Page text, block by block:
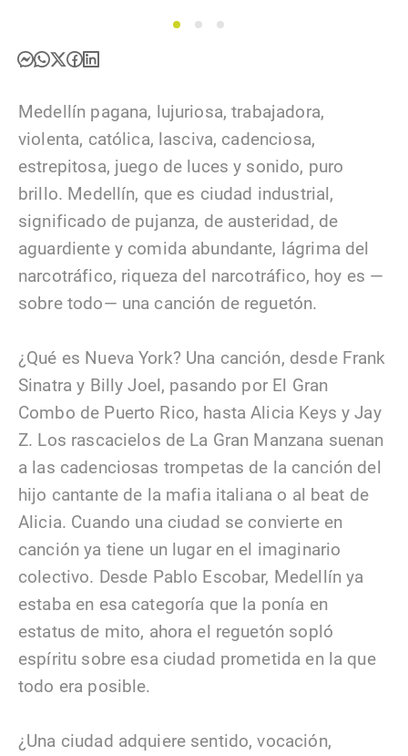
1 2 3
Medellín pagana, lujuriosa, trabajadora,
violenta, católica, lasciva, cadenciosa,
estrepitosa, juego de luces y sonido, puro
brillo. Medellín, que es ciudad industrial,
significado de pujanza, de austeridad, de
aguardiente y comida abundante, lágrima del
narcotráfico, riqueza del narcotráfico, hoy es —
sobre todo— una canción de reguetón.
¿Qué es Nueva York? Una canción, desde Frank
Sinatra y Billy Joel, pasando por El Gran
Combo de Puerto Rico, hasta Alicia Keys y Jay
Z. Los rascacielos de La Gran Manzana suenan
a las cadenciosas trompetas de la canción del
hijo cantante de la mafia italiana o al beat de
Alicia. Cuando una ciudad se convierte en
canción ya tiene un lugar en el imaginario
colectivo. Desde Pablo Escobar, Medellín ya
estaba en esa categoría que la ponía en
estatus de mito, ahora el reguetón sopló
espíritu sobre esa ciudad prometida en la que
todo era posible.
¿Una ciudad adquiere sentido, vocación,